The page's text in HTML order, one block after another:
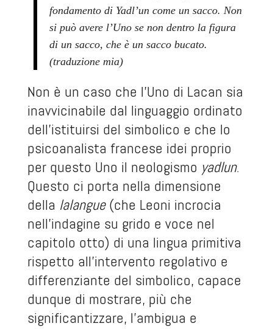
fondamento di Yadl’un come un sacco. Non
si può avere l’Uno se non dentro la figura
di un sacco, che è un sacco bucato.
(traduzione mia)
Non è un caso che l’Uno di Lacan sia
inavvicinabile dal linguaggio ordinato
dell’istituirsi del simbolico e che lo
psicoanalista francese idei proprio
per questo Uno il neologismo yadlun.
Questo ci porta nella dimensione
della lalangue(che Leoni incrocia
nell’indagine su grido e voce nel
capitolo otto) di una lingua primitiva
rispetto all’intervento regolativo e
differenziante del simbolico, capace
dunque di mostrare, più che
significantizzare, l’ambigua e